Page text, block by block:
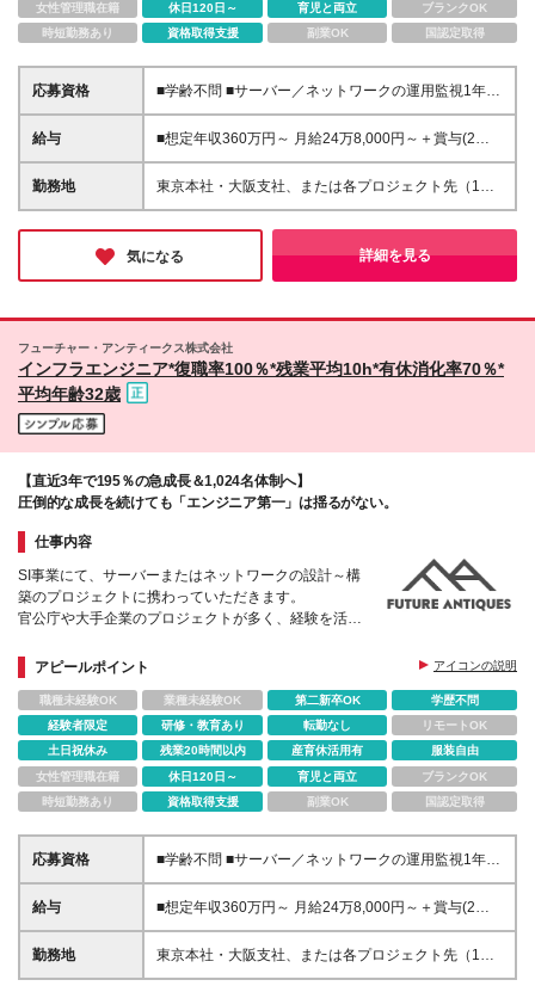
女性管理職在籍 休日120日～ 育児と両立
ブランクOK
時短勤務あり
資格取得支援 副業OK 国認定取得
応募資格
■学齢不問 ■サーバー／ネットワークの運用監視1年以
上のご経験 【外国籍の方へ】 ※上記に加え、以下3点
が必須となります。 ・開発（製造）経験2年以上 ・日
のエンジニア就業経験 【休職歴（既往歴）がある方
へ】 ・ご病気等により現職で休職期間がある場合は
給与
■想定年収360万円～ 月給24万8,000円～＋賞与(2回)
※試用期間6カ月間中の雇用形態に差異はございませ
ん。 ※固定残業代（21時間分/3万4,800円～）を含み
「自社貢献、顧客貢献、自己研鑽、行動目標」それぞ
れにおいて自身で目指すことを宣言し、最終的に達成
ップ等についても伺い、実績として評価いたします。
勤務地
東京本社・大阪支社、または各プロジェクト先（1都3
県、大阪府内）にて勤務となります。 ※勤務地は希望
を考慮します。 ※転居を伴う転勤はありません。 ■東
京勤務 東京本社または東京都・千葉県・埼玉県・神
阪支社または顧客先（大阪市内）での各プロジェクト
(変更の範囲)会社の定める場所
気になる 詳細を見る
フューチャー・アンティークス株式会社
インフラエンジニア*復職率100％*残業平均10h*有休消化率70％*
平均年齢32歳
【直近3年で195％の急成長＆1,024名体制へ】
圧倒的な成長を続けても「エンジニア第一」は揺るがない。
仕事内容
SI事業にて、サーバーまたはネットワークの設計～構
築のプロジェクトに携わっていただきます。
官公庁や大手企業のプロジェクトが多く、経験を活か
アピールポイント
アイコンの説明
職種未経験OK 業種未経験OK 第二新卒OK
学歴不問
経験者限定
研修・教育あり 転勤なし
リモートOK
土日祝休み
残業20時間以内 産育休活用有
服装自由
女性管理職在籍
休日120日～ 育児と両立
ブランクOK
時短勤務あり
資格取得支援 副業OK 国認定取得
応募資格
■学齢不問 ■サーバー／ネットワークの運用監視1年以
上のご経験 【外国籍の方へ】 ※上記に加え、以下3点
が必須となります。 ・開発（製造）経験2年以上 ・日
のエンジニア就業経験 【休職歴（既往歴）がある方
へ】 ・ご病気等により現職で休職期間がある場合は
給与
■想定年収360万円～ 月給24万8,000円～＋賞与(2回)
※試用期間6カ月間中の雇用形態に差異はございませ
ん。 ※固定残業代（21時間分/3万4,800円～）を含み
勤務地
東京本社・大阪支社、または各プロジェクト先（1都3
県、大阪府内）にて勤務となります。 ※勤務地は希望